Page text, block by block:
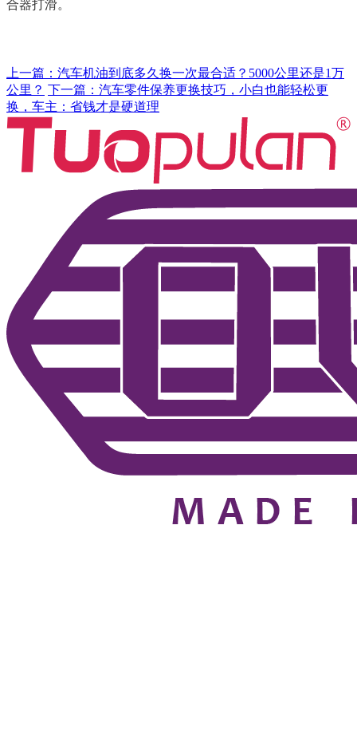
合器打滑。
上一篇：汽车机油到底多久换一次最合适？5000公里还是1万
公里？ 下一篇：汽车零件保养更换技巧，小白也能轻松更
换，车主：省钱才是硬道理